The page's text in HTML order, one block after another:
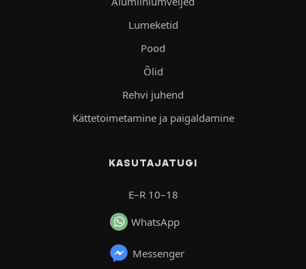
Lumeketid
Pood
Õlid
Rehvi juhend
Kättetoimetamine ja paigaldamine
KASUTAJATUGI
E–R 10–18
WhatsApp
Messenger